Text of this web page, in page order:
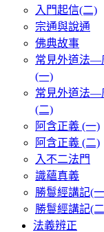
入門起信(二)
宗通與說通
佛典故事
常見外道法—
(一)
常見外道法—
(二)
阿含正義 (一)
阿含正義 (二)
入不二法門
識蘊真義
勝鬘經講記(
勝鬘經講記(
法義辨正